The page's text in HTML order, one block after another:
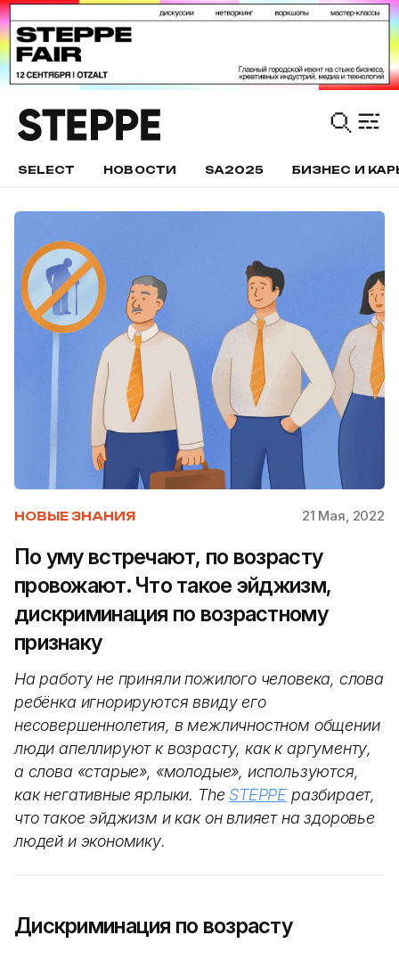
SELECT НОВОСТИ SA2025 БИЗНЕС И
НОВЫЕ ЗНАНИЯ 21 Мая, 2022
По уму встречают, по возрасту
провожают. Что такое эйджизм,
дискриминация по возрастному
признаку
На работу не приняли пожилого человека, слова
ребёнка игнорируются ввиду его
несовершеннолетия, в межличностном общении
люди апеллируют к возрасту, как к аргументу,
а слова «старые», «молодые», используются,
как негативные ярлыки. The STEPPE разбирает,
что такое эйджизм и как он влияет на здоровье
людей и экономику.
Дискриминация по возрасту